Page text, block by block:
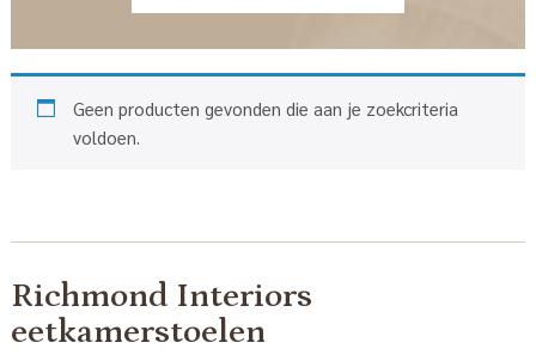
Geen producten gevonden die aan je zoekcriteria
voldoen.
Richmond Interiors
eetkamerstoelen